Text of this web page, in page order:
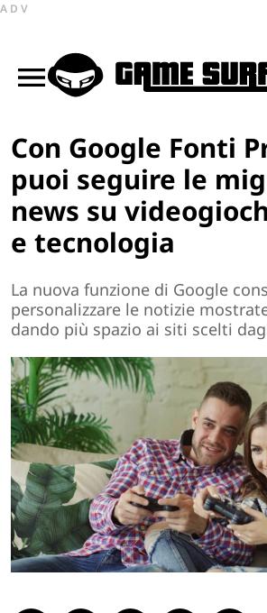
ADV
Con Google Fonti
puoi seguire le
news su
e tecnologia
La nuova funzione di Google
personalizzare le notizie
dando più spazio ai siti scelti